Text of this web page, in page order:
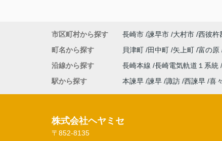
市区町村から探す 長崎市 諫早市 大村市 西彼杵
町名から探す
貝津町 田中町 矢上町 富の原
沿線から探す
長崎本線 長崎電気軌道１系統
駅から探す
本諫早 諫早 諏訪 西諫早 喜
株式会社ヘヤミセ
〒852-8135